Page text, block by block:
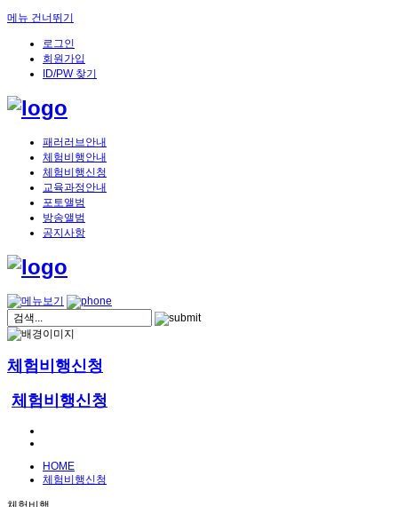
메뉴 건너뛰기
로그인
회원가입
ID/PW 찾기
패러러브안내
체험비행안내
체험비행신청
교육과정안내
포토앨범
방송앨범
공지사항
체험비행신청
체험비행신청
HOME
체험비행신청